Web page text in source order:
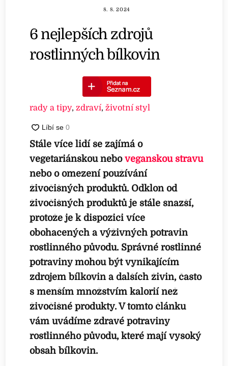
8. 8. 2024
6 nejlepších zdrojů
rostlinných bílkovin
rady a tipy, zdraví, životní styl
Stále více lidí se zajímá o
vegetariánskou neboveganskou stravu
nebo o omezení používání
živočišných produktů. Odklon od
živočišných produktů je stále snazší,
protože je k dispozici více
obohacených a výživných potravin
rostlinného původu. Správné rostlinné
potraviny mohou být vynikajícím
zdrojem bílkovin a dalších živin, často
s menším množstvím kalorií než
živočišné produkty. V tomto článku
vám uvádíme zdravé potraviny
rostlinného původu, které mají vysoký
obsah bílkovin.